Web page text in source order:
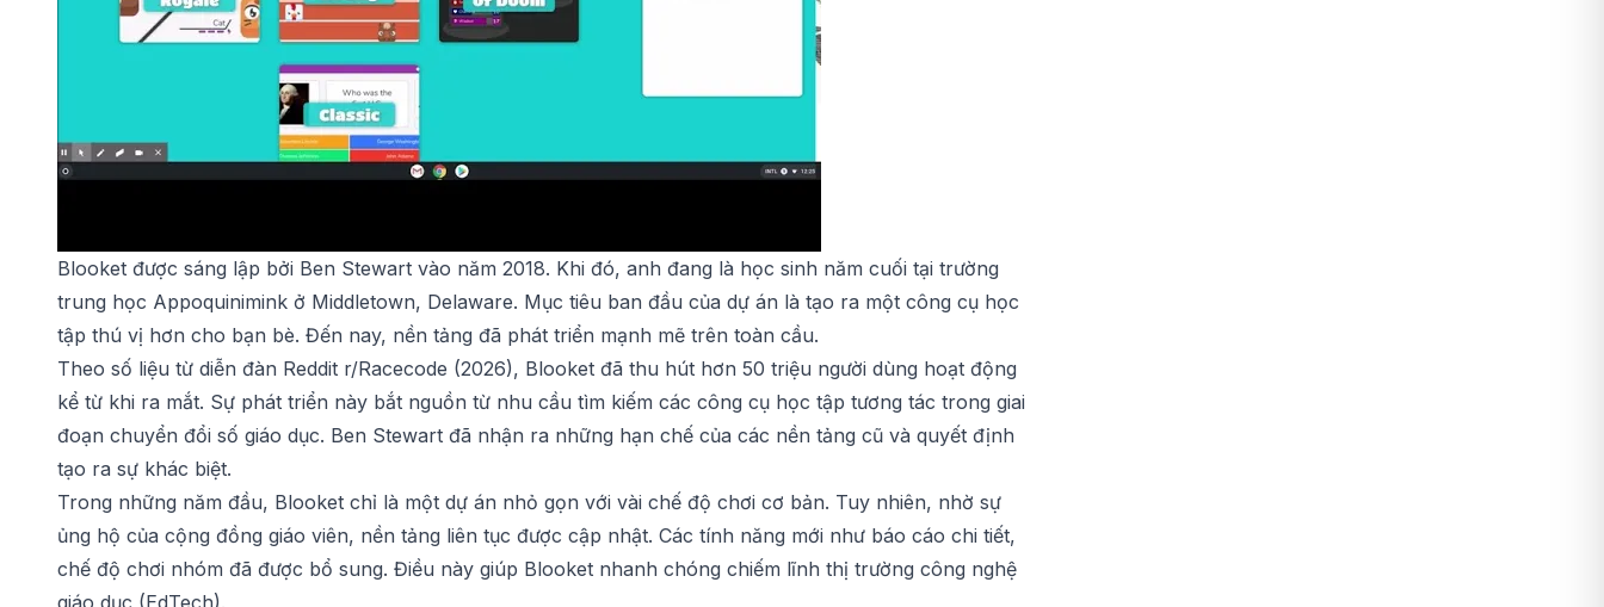
Blooket được sáng lập bởi Ben Stewart vào năm 2018. Khi đó, anh đang là học sinh năm cuối tại trường
trung học Appoquinimink ở Middletown, Delaware. Mục tiêu ban đầu của dự án là tạo ra một công cụ học
tập thú vị hơn cho bạn bè. Đến nay, nền tảng đã phát triển mạnh mẽ trên toàn cầu.
Theo số liệu từ diễn đàn Reddit r/Racecode (2026), Blooket đã thu hút hơn 50 triệu người dùng hoạt động
kể từ khi ra mắt. Sự phát triển này bắt nguồn từ nhu cầu tìm kiếm các công cụ học tập tương tác trong giai
đoạn chuyển đổi số giáo dục. Ben Stewart đã nhận ra những hạn chế của các nền tảng cũ và quyết định
tạo ra sự khác biệt.
Trong những năm đầu, Blooket chỉ là một dự án nhỏ gọn với vài chế độ chơi cơ bản. Tuy nhiên, nhờ sự
ủng hộ của cộng đồng giáo viên, nền tảng liên tục được cập nhật. Các tính năng mới như báo cáo chi tiết,
chế độ chơi nhóm đã được bổ sung. Điều này giúp Blooket nhanh chóng chiếm lĩnh thị trường công nghệ
giáo dục (EdTech).